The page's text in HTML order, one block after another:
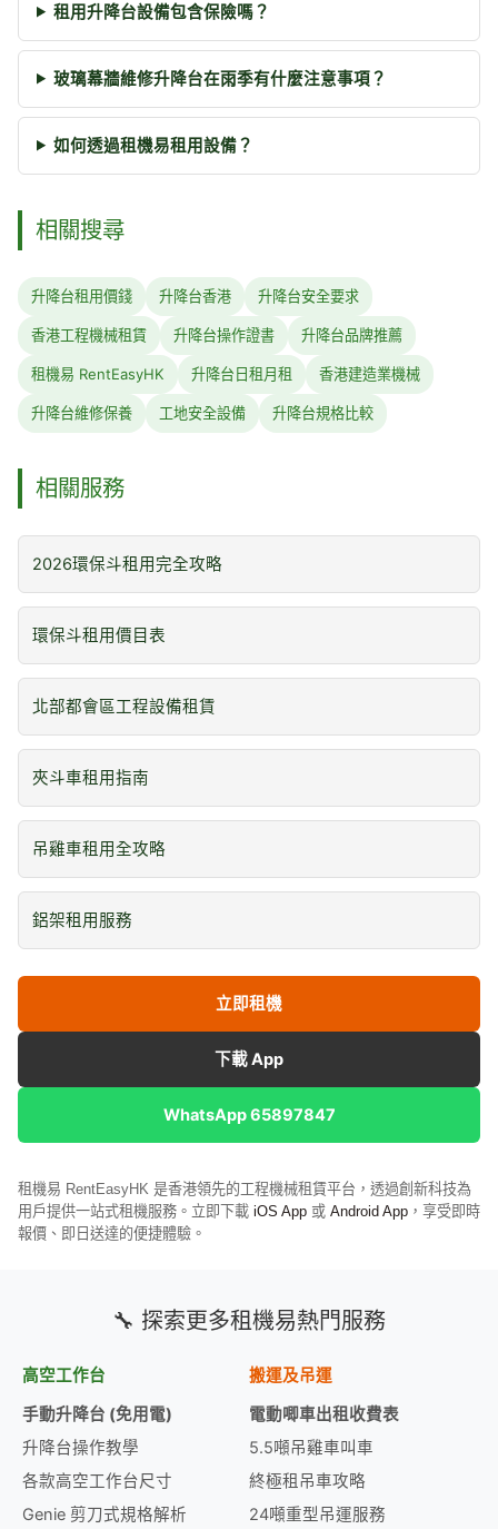
租用升降台設備包含保險嗎？
玻璃幕牆維修升降台在雨季有什麼注意事項？
如何透過租機易租用設備？
相關搜尋
升降台租用價錢 升降台香港 升降台安全要求
香港工程機械租賃 升降台操作證書 升降台品牌推薦
租機易 RentEasyHK 升降台日租月租 香港建造業機械
升降台維修保養 工地安全設備 升降台規格比較
相關服務
2026環保斗租用完全攻略
環保斗租用價目表
北部都會區工程設備租賃
夾斗車租用指南
吊雞車租用全攻略
鋁架租用服務
立即租機
下載 App
WhatsApp 65897847
租機易 RentEasyHK 是香港領先的工程機械租賃平台，透過創新科技為
用戶提供一站式租機服務。立即下載 iOS App 或 Android App ，享受即時
報價、即日送達的便捷體驗。
🔧 探索更多租機易熱門服務
高空工作台
手動升降台 (免用電)
升降台操作教學
各款高空工作台尺寸
Genie 剪刀式規格解析
搬運及吊運
電動唧車出租收費表
5.5噸吊雞車叫車
終極租吊車攻略
24噸重型吊運服務